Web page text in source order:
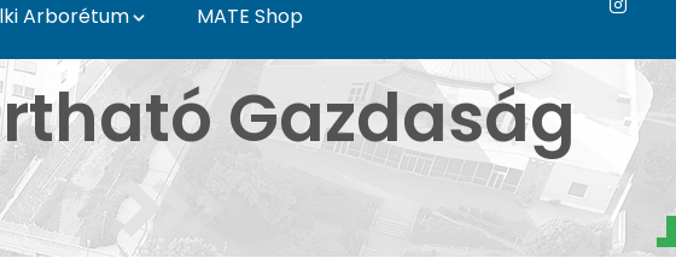
Arborétum MATE Shop
Intézet - Károly Róbert
Gazdaság